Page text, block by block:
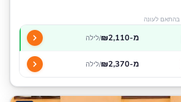
לעונה
מ-₪2,110 /לילה
מ-₪2,370 /לילה